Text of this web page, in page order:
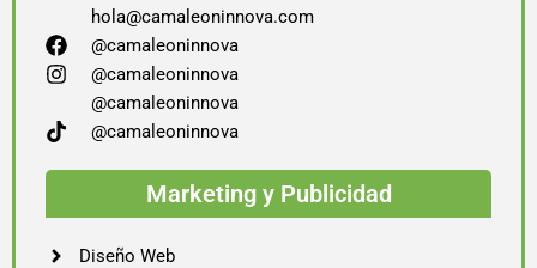
hola@camaleoninnova.com
@camaleoninnova
@camaleoninnova
@camaleoninnova
@camaleoninnova
Marketing y Publicidad
Diseño Web